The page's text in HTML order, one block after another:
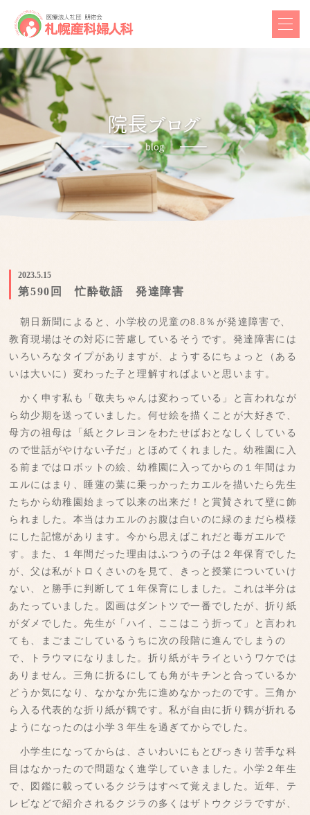
2023.5.15
第590回 忙酔敬語 発達障害
朝日新聞によると、小学校の児童の8.8％が発達障害で、
教育現場はその対応に苦慮しているそうです。発達障害には
いろいろなタイプがありますが、ようするにちょっと（ある
いは大いに）変わった子と理解すればよいと思います。
かく申す私も「敬夫ちゃんは変わっている」と言われなが
ら幼少期を送っていました。何せ絵を描くことが大好きで、
母方の祖母は「紙とクレヨンをわたせばおとなしくしている
ので世話がやけない子だ」とほめてくれました。幼稚園に入
る前まではロボットの絵、幼稚園に入ってからの１年間はカ
エルにはまり、睡蓮の葉に乗っかったカエルを描いたら先生
たちから幼稚園始まって以来の出来だ！と賞賛されて壁に飾
られました。本当はカエルのお腹は白いのに緑のまだら模様
にした記憶があります。今から思えばこれだと毒ガエルで
す。また、１年間だった理由はふつうの子は２年保育でした
が、父は私がトロくさいのを見て、きっと授業についていけ
ない、と勝手に判断して１年保育にしました。これは半分は
あたっていました。図画はダントツで一番でしたが、折り紙
がダメでした。先生が「ハイ、ここはこう折って」と言われ
ても、まごまごしているうちに次の段階に進んでしまうの
で、トラウマになりました。折り紙がキライというワケでは
ありません。三角に折るにしても角がキチンと合っているか
どうか気になり、なかなか先に進めなかったのです。三角か
ら入る代表的な折り紙が鶴です。私が自由に折り鶴が折れる
ようになったのは小学３年生を過ぎてからでした。
小学生になってからは、さいわいにもとびっきり苦手な科
目はなかったので問題なく進学していきました。小学２年生
で、図鑑に載っているクジラはすべて覚えました。近年、テ
レビなどで紹介されるクジラの多くはザトウクジラですが、